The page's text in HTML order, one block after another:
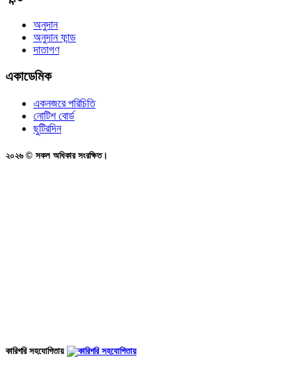
অনুদান
অনুদান ফান্ড
দাতাগণ
একাডেমিক
একনজরে পরিচিতি
নোটিশ বোর্ড
ছুটিরদিন
২০২৬ © সকল অধিকার সংরক্ষিত।
কারিগরি সহযোগিতায়